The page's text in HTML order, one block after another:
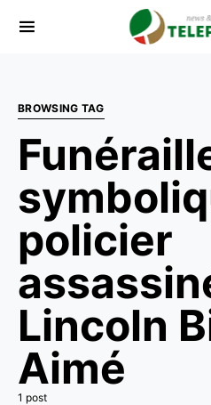
BROWSING TAG
policier
Lincoln
Aimé
1 post